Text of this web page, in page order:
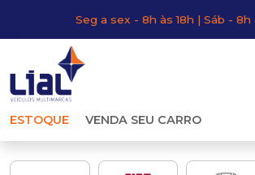
Seg a sex - 8h às 18h | Sáb - 8h
ESTOQUE VENDA SEU CARRO